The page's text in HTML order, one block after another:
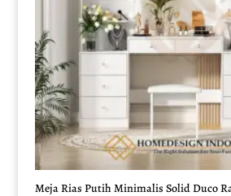
Meja Rias Putih Minimalis Solid Duco